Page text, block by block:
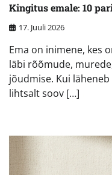
Kingitus emale: 10
17. Juuli 2026
Ema on inimene, kes
läbi rõõmude,
jõudmise. Kui
lihtsalt soov […]